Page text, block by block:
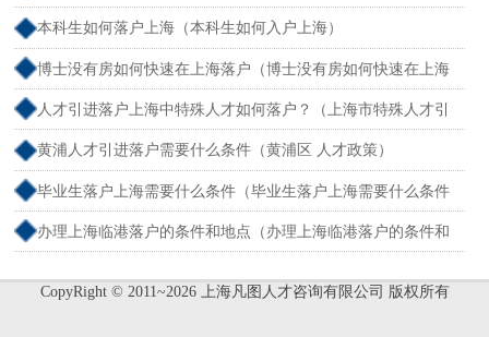
本科生如何落户上海（本科生如何入户上海）
博士没有房如何快速在上海落户（博士没有房如何快速在上海
落户呢）
人才引进落户上海中特殊人才如何落户？（上海市特殊人才引
进落户政策2026年）
黄浦人才引进落户需要什么条件（黄浦区 人才政策）
毕业生落户上海需要什么条件（毕业生落户上海需要什么条件
2026年）
办理上海临港落户的条件和地点（办理上海临港落户的条件和
CopyRight © 2011~2026 上海凡图人才咨询有限公司 版权所有